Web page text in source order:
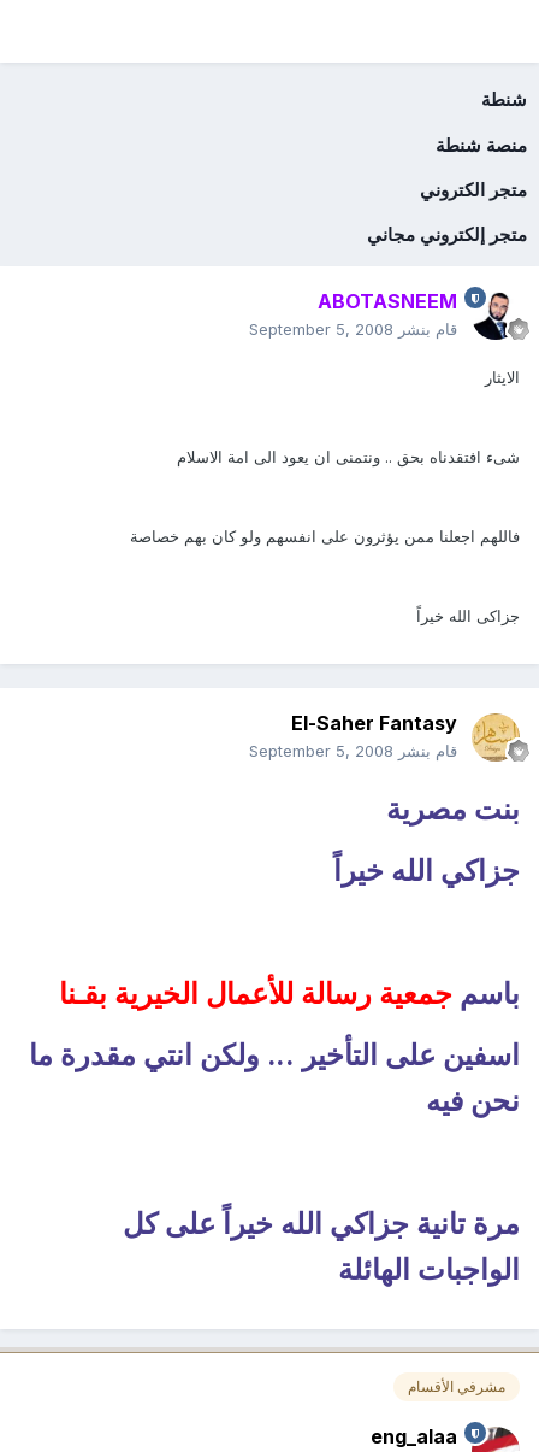
شنطة
منصة شنطة
متجر الكتروني
متجر إلكتروني مجاني
ABOTASNEEM
قام بنشر September 5, 2008
الايثار
شىء افتقدناه بحق .. ونتمنى ان يعود الى امة الاسلام
فاللهم اجعلنا ممن يؤثرون على انفسهم ولو كان بهم خصاصة
جزاكى الله خيراً
El-Saher Fantasy
قام بنشر September 5, 2008
بنت مصرية
جزاكي الله خيراً
باسم جمعية رسالة للأعمال الخيرية بقـنا
اسفين على التأخير ... ولكن انتي مقدرة ما
نحن فيه
مرة تانية جزاكي الله خيراً على كل
الواجبات الهائلة
مشرفي الأقسام
eng_alaa